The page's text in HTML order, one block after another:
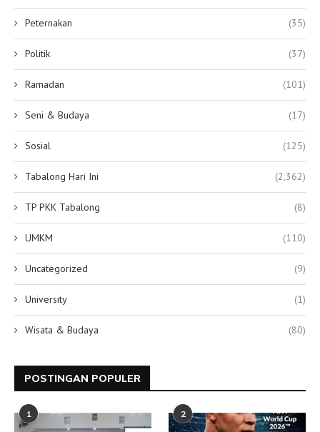
Peternakan (35)
Politik (37)
Ramadan (101)
Seni & Budaya (17)
Sosial (125)
Tabalong Hari Ini (2,362)
TP PKK Tabalong (8)
UMKM (110)
Uncategorized (9)
University (1)
Wisata & Budaya (80)
POSTINGAN POPULER
1 2